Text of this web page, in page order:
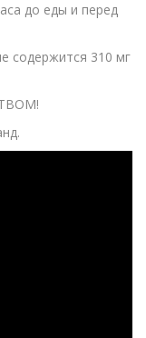
до еды и перед
содержится 310 мг